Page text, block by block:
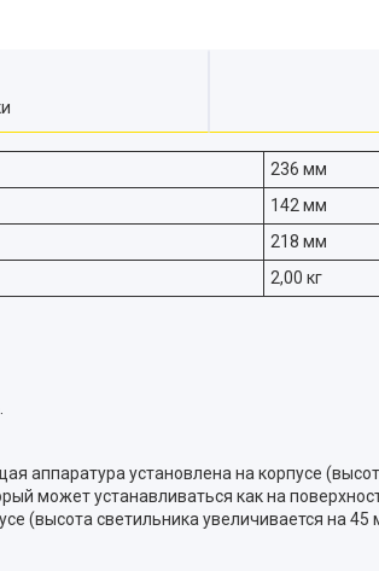
236 мм
142 мм
218 мм
2,00 кг
установлена на корпусе
может устанавливаться как на
(высота светильника увеличивается на 45